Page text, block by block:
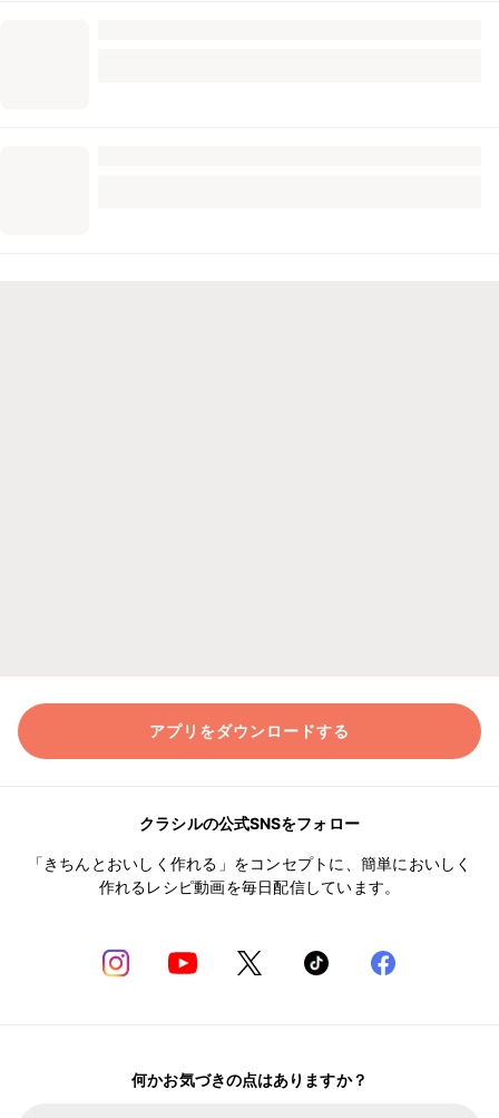
アプリをダウンロードする
クラシルの公式SNSをフォロー
「きちんとおいしく作れる」をコンセプトに、簡単においしく
作れるレシピ動画を毎日配信しています。
何かお気づきの点はありますか？